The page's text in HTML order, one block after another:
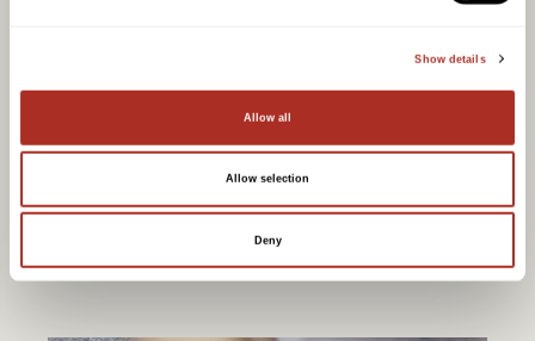
Show details
Allow all
Allow selection
Deny
Herregård mur